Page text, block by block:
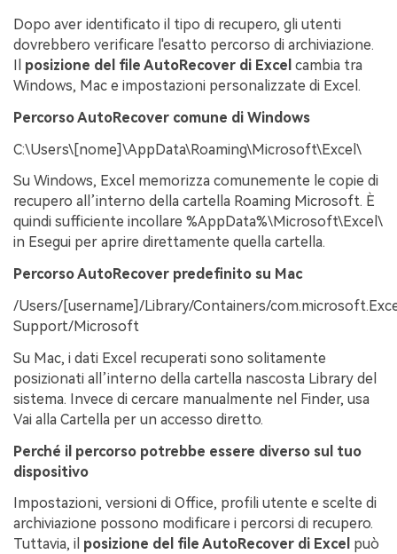
Dopo aver identificato il tipo di recupero, gli utenti
dovrebbero verificare l'esatto percorso di archiviazione.
Il posizione del file AutoRecover di Excel cambia tra
Windows, Mac e impostazioni personalizzate di Excel.
Percorso AutoRecover comune di Windows
C:\Users\[nome]\AppData\Roaming\Microsoft\Excel\
Su Windows, Excel memorizza comunemente le copie di
recupero all’interno della cartella Roaming Microsoft. È
quindi sufficiente incollare %AppData%\Microsoft\Excel\
in Esegui per aprire direttamente quella cartella.
Percorso AutoRecover predefinito su Mac
/Users/[username]/Library/Containers/
Support/Microsoft
Su Mac, i dati Excel recuperati sono solitamente
posizionati all’interno della cartella nascosta Library del
sistema. Invece di cercare manualmente nel Finder, usa
Vai alla Cartella per un accesso diretto.
Perché il percorso potrebbe essere diverso sul tuo
dispositivo
Impostazioni, versioni di Office, profili utente e scelte di
archiviazione possono modificare i percorsi di recupero.
Tuttavia, il posizione del file AutoRecover di Excel può